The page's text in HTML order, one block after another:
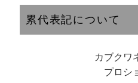
累代表記について
カブクワ
プロシ